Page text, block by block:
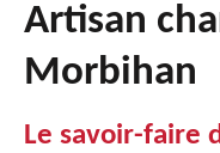
Artisan
Morbihan
Le savoir-faire